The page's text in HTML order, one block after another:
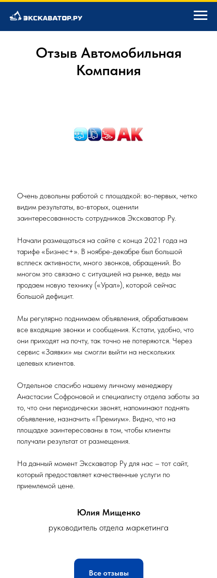
Отзыв Автомобильная
Компания
Очень довольны работой с площадкой: во-первых, четко
видим результаты, во-вторых, оценили
заинтересованность сотрудников Экскаватор Ру.
Начали размещаться на сайте с конца 2021 года на
тарифе «Бизнес+». В ноябре-декабре был большой
всплеск активности, много звонков, обращений. Во
многом это связано с ситуацией на рынке, ведь мы
продаем новую технику («Урал»), которой сейчас
большой дефицит.
Мы регулярно поднимаем объявления, обрабатываем
все входящие звонки и сообщения. Кстати, удобно, что
они приходят на почту, так точно не потеряются. Через
сервис «Заявки» мы смогли выйти на нескольких
целевых клиентов.
Отдельное спасибо нашему личному менеджеру
Анастасии Софроновой и специалисту отдела заботы за
то, что они периодически звонят, напоминают поднять
объявление, назначить «Премиум». Видно, что на
площадке заинтересованы в том, чтобы клиенты
получали результат от размещения.
На данный момент Экскаватор Ру для нас – тот сайт,
который предоставляет качественные услуги по
приемлемой цене.
Юлия Мищенко
руководитель отдела маркетинга
Все отзывы